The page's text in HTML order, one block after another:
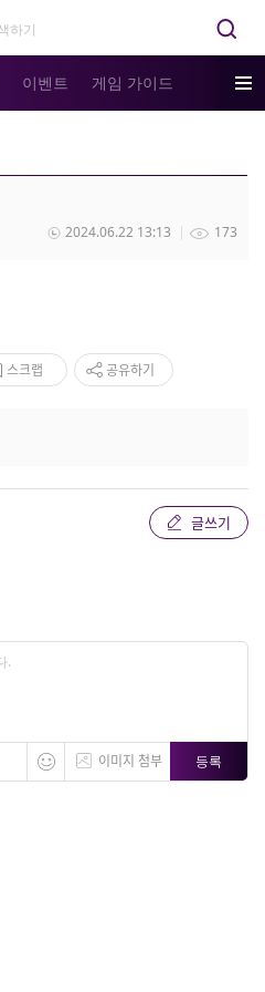
이벤트 게임 가이드
173
2024.06.22 13:13
스크랩 공유하기
글쓰기
이미지 첨부 등록